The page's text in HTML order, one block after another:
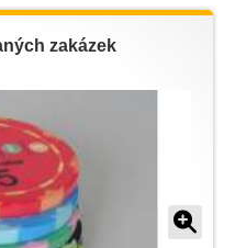
zakázek